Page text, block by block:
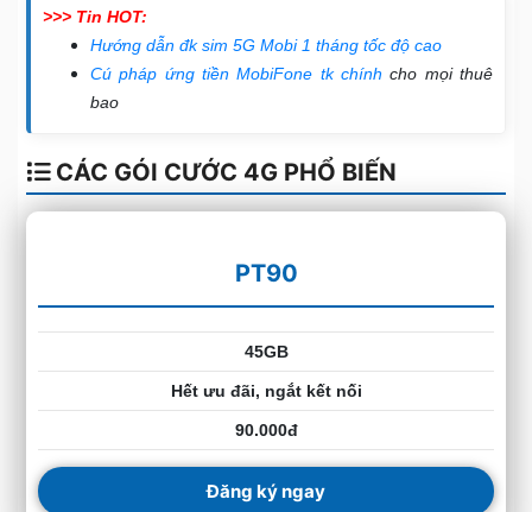
>>> Tin HOT:
Hướng dẫn đk sim 5G Mobi 1 tháng tốc độ cao
Cú pháp ứng tiền MobiFone tk chính cho mọi thuê
bao
CÁC GÓI CƯỚC 4G PHỔ BIẾN
PT90
45GB
Hết ưu đãi, ngắt kết nối
90.000đ
Đăng ký ngay